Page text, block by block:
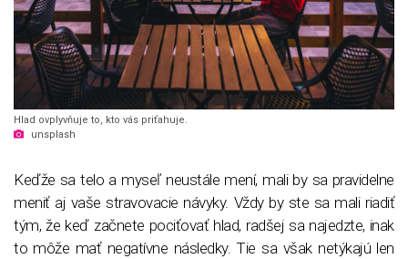
Hlad ovplyvňuje to, kto vás priťahuje.
unsplash
Keďže sa telo a myseľ neustále mení, mali by sa pravidelne
meniť aj vaše stravovacie návyky. Vždy by ste sa mali riadiť
tým, že keď začnete pociťovať hlad, radšej sa najedzte, inak
to môže mať negatívne následky. Tie sa však netýkajú len